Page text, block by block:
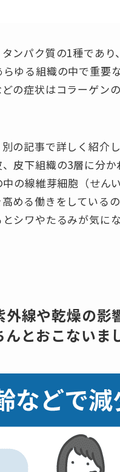
ンパク質の1種であり
ゆる組織の中で重要
の症状はコラーゲン
の記事で詳しく紹介し
皮下組織の3層に分か
の線維芽細胞（せん
める働きをしている
シワやたるみが気に
線や乾燥の影
とおこないま